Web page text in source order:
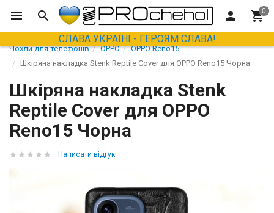
СЛАВА УКРАЇНІ - ГЕРОЯМ СЛАВА!
Чохли для телефонів OPPO
OPPO Reno15
Шкіряна накладка Stenk Reptile Cover для OPPO Reno15 Чорна
Шкіряна накладка Stenk
Reptile Cover для OPPO
Reno15 Чорна
Написати відгук